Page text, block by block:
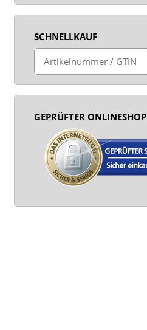
SCHNELLKAUF
GEPRÜFTER ONLINESHOP